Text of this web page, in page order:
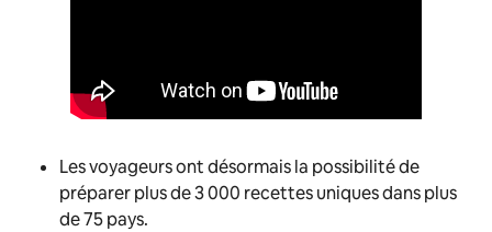
Les voyageurs ont désormais la possibilité de
préparer plus de 3 000 recettes uniques dans plus
de 75 pays.